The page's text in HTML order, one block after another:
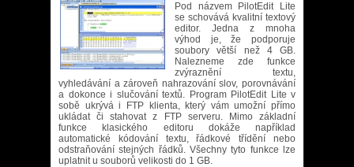
Pod názvem PilotEdit Lite
se schovává kvalitní textový
editor. Jedna z mnoha
výhod je, že podporuje
soubory větší než 4 GB.
Nalezneme zde funkce
zvýraznění textu,
vyhledávání a zároveň nahrazování slov, porovnávání
a dokonce i slučování textů. Program PilotEdit Lite v
sobě ukrývá i FTP klienta, který vám umožní přímo
ukládat či stahovat z FTP serveru. Mimo základní
funkce klasického editoru dokáže například
automatické kódování textu, řádkové třídění nebo
odstraňování stejných řádků. Všechny tyto funkce lze
uplatnit u souborů velikosti do 1 GB.